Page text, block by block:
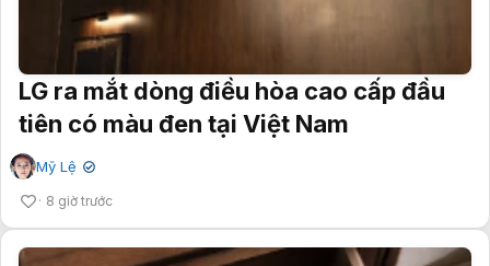
LG ra mắt dòng điều hòa cao cấp đầu
tiên có màu đen tại Việt Nam
Mỹ Lệ ✔
8 giờ trước